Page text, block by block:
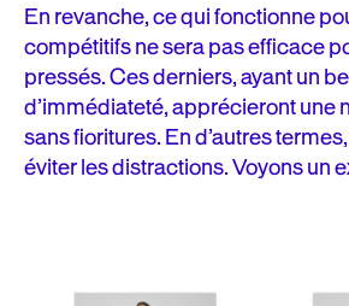
En revanche, ce qui fonctionne
compétitifs ne sera pas efficace
pressés. Ces derniers, ayant un
d’immédiateté, apprécieront une
sans fioritures. En d’autres
éviter les distractions. Voyons un